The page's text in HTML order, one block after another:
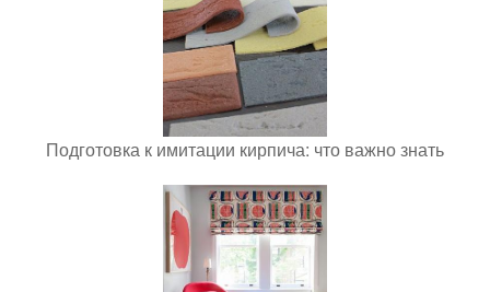
Подготовка к имитации кирпича: что важно знать